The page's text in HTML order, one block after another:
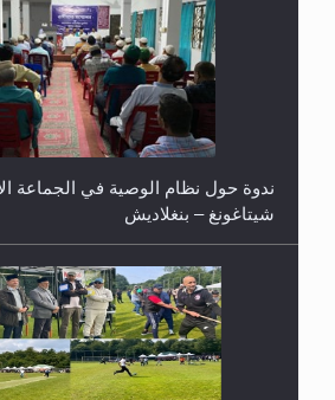
ندوة حول نظام الوصية في الجماعة
شيتاغونغ – بنغلاديش